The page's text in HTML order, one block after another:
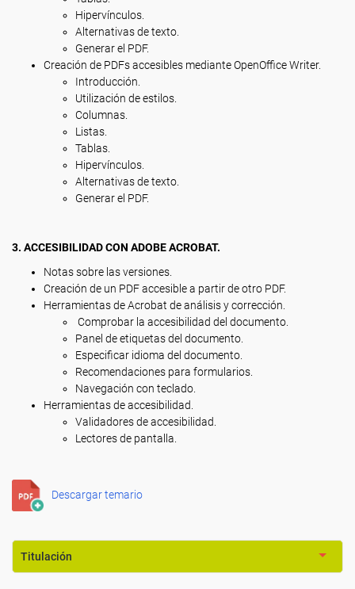
Hipervínculos.
Alternativas de texto.
Generar el PDF.
Creación de PDFs accesibles mediante OpenOffice Writer.
Introducción.
Utilización de estilos.
Columnas.
Listas.
Tablas.
Hipervínculos.
Alternativas de texto.
Generar el PDF.
3. ACCESIBILIDAD CON ADOBE ACROBAT.
Notas sobre las versiones.
Creación de un PDF accesible a partir de otro PDF.
Herramientas de Acrobat de análisis y corrección.
Comprobar la accesibilidad del documento.
Panel de etiquetas del documento.
Especificar idioma del documento.
Recomendaciones para formularios.
Navegación con teclado.
Herramientas de accesibilidad.
Validadores de accesibilidad.
Lectores de pantalla.
Descargar temario
Titulación